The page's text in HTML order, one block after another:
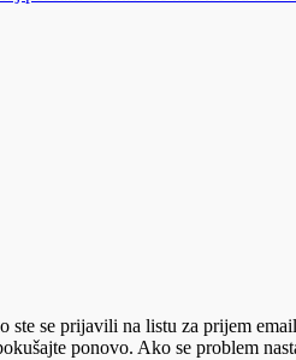
ste se prijavili na listu za prijem
ponovo. Ako se problem